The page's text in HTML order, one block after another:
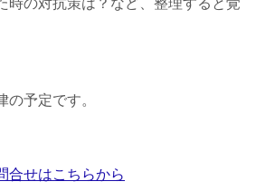
の予定です。
合せはこちらから